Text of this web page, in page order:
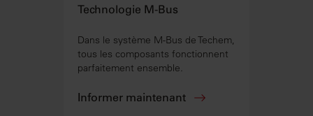
Technologie M-Bus
Dans le système M-Bus de Techem,
tous les composants fonctionnent
parfaitement ensemble.
Informer maintenant